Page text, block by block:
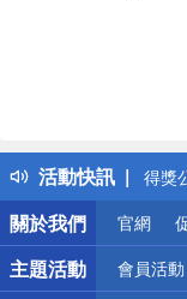
活動快訊
詐騙
得獎
熱門
銀行
偏遠
詐騙
關於我們
官網
主題活動 會員活動